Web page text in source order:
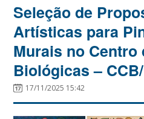
Seleção de
Artísticas para
Murais no Centro
Biológicas –
17/11/2025 15:42